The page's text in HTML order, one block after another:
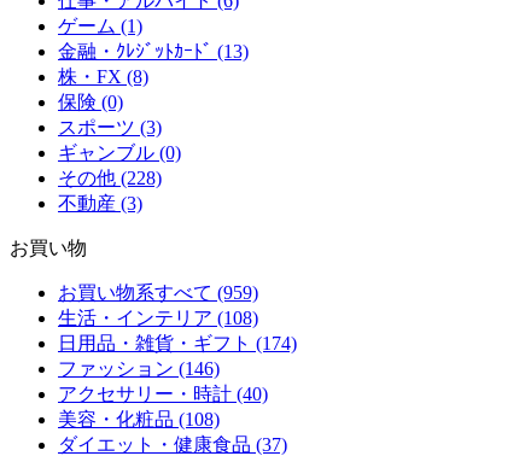
ゲーム (1)
金融・ｸﾚｼﾞｯﾄｶｰﾄﾞ (13)
株・FX (8)
保険 (0)
スポーツ (3)
ギャンブル (0)
その他 (228)
不動産 (3)
お買い物
お買い物系すべて (959)
生活・インテリア (108)
日用品・雑貨・ギフト (174)
ファッション (146)
アクセサリー・時計 (40)
美容・化粧品 (108)
ダイエット・健康食品 (37)